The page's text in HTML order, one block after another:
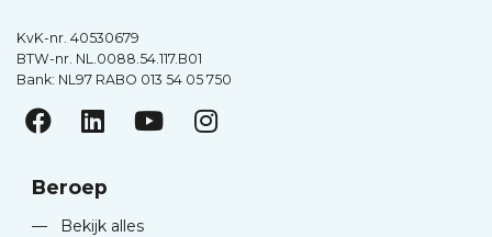
KvK-nr. 40530679
BTW-nr. NL.0088.54.117.B01
Bank: NL97 RABO 013 54 05 750
Beroep
—
Bekijk alles